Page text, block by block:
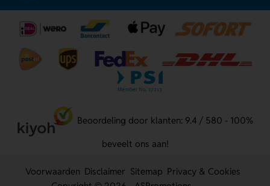
Beoordeling door klanten: 9.4 / 580 - 100%
beveelt ons aan!
Voorwaarden Disclaimer Sitemap Privacy & Cookies